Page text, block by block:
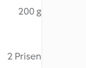
200 g
2 Prisen